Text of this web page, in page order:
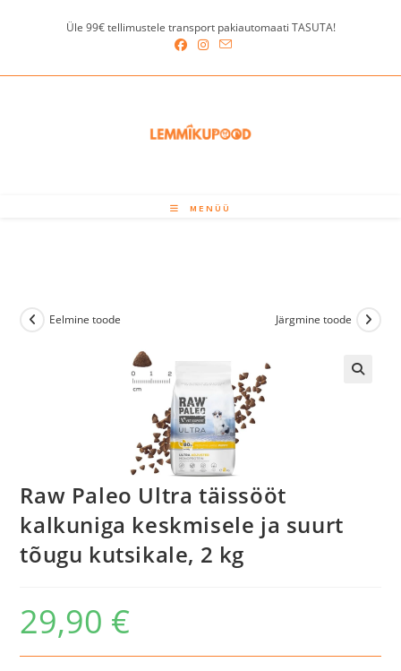
Üle 99€ tellimustele transport pakiautomaati TASUTA!
MENÜÜ
Eelmine toode Järgmine toode
Raw Paleo Ultra täissööt
kalkuniga keskmisele ja suurt
tõugu kutsikale, 2 kg
29,90 €